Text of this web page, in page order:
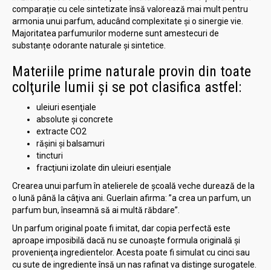
comparație cu cele sintetizate însă valorează mai mult pentru
armonia unui parfum, aducând complexitate şi o sinergie vie.
Majoritatea parfumurilor moderne sunt amestecuri de
substanțe odorante naturale şi sintetice.
Materiile prime naturale provin din toate
colţurile lumii şi se pot clasifica astfel:
uleiuri esenţiale
absolute şi concrete
extracte CO2
răşini şi balsamuri
tincturi
fracţiuni izolate din uleiuri esenţiale
Crearea unui parfum în atelierele de şcoală veche durează de la
o lună până la câţiva ani. Guerlain afirma: ”a crea un parfum, un
parfum bun, înseamnă să ai multă răbdare”.
Un parfum original poate fi imitat, dar copia perfectă este
aproape imposibilă dacă nu se cunoaşte formula originală şi
provenienţa ingredientelor. Acesta poate fi simulat cu cinci sau
cu sute de ingrediente însă un nas rafinat va distinge surogatele.